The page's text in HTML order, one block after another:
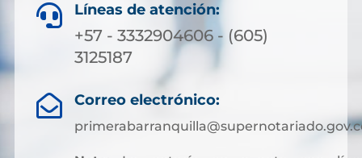
 Líneas de atención:
+57 - 3332904606 - (605)
3125187
 Correo electrónico: